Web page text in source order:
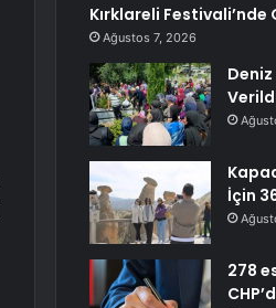
Kırklareli
Ağustos 7, 2026
İçin
278